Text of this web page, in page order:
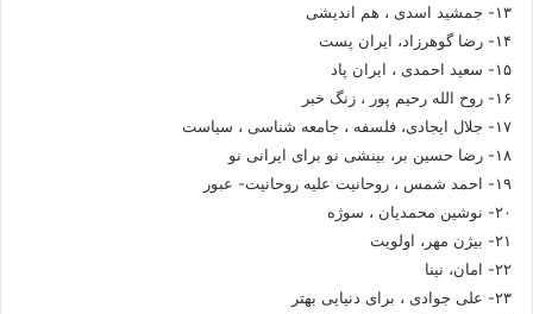
۱۳- جمشید اسدی ، هم اندیشی
۱۴- رضا گوهرزاد، ایران پست
۱۵- سعید احمدی ، ایران پاد
۱۶- روح الله رحیم پور ، زنگ خبر
۱۷- جلال ایجادی، فلسفه ، جامعه شناسی ، سیاست
۱۸- رضا حسین بر، بینشی نو برای ایرانی نو
۱۹- احمد شمس ، روحانیت علیه روحانیت- عبور
۲۰- نوشین محمدیان ، سوژه
۲۱- بیژن مهر، اولویت
۲۲- امان، نینا
۲۳- علی جوادی ، برای دنیایی بهتر